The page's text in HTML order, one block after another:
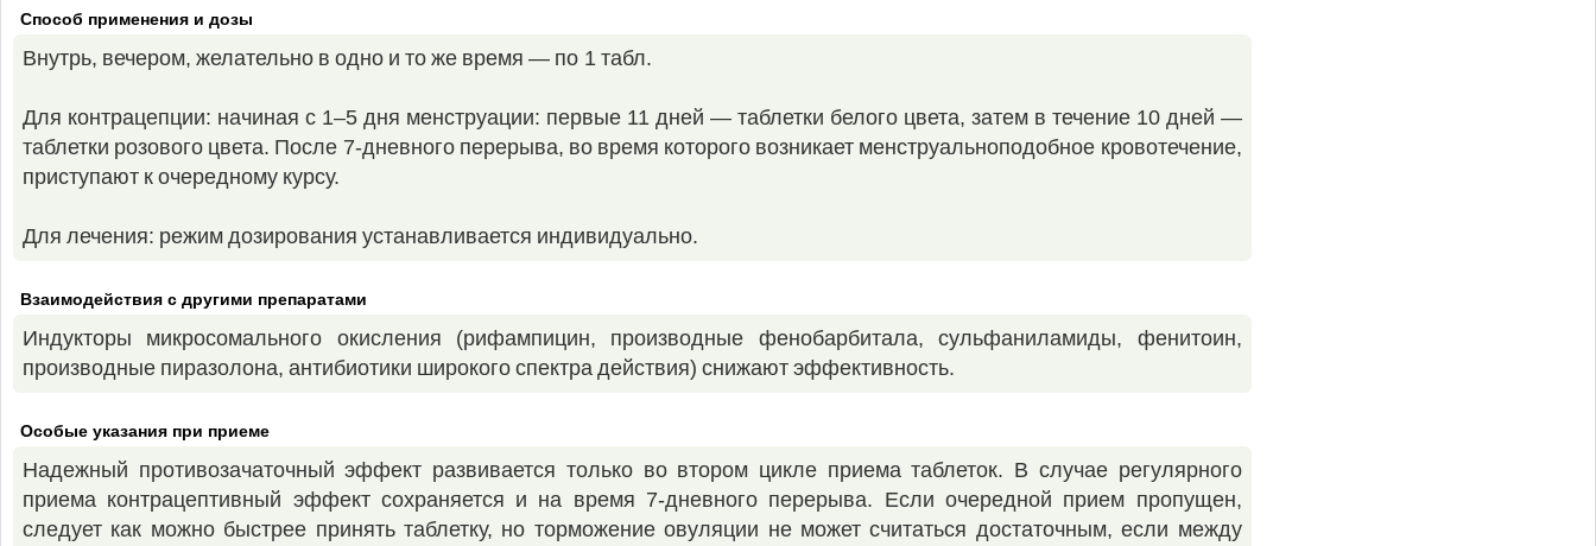
Способ применения и дозы
Внутрь, вечером, желательно в одно и то же время — по 1 табл.
Для контрацепции: начиная с 1–5 дня менструации: первые 11 дней — таблетки белого цвета, затем в течение 10 дней —
таблетки розового цвета. После 7-дневного перерыва, во время которого возникает менструальноподобное кровотечение,
приступают к очередному курсу.
Для лечения: режим дозирования устанавливается индивидуально.
Взаимодействия с другими препаратами
Индукторы микросомального окисления (рифампицин, производные фенобарбитала, сульфаниламиды, фенитоин,
производные пиразолона, антибиотики широкого спектра действия) снижают эффективность.
Особые указания при приеме
Надежный противозачаточный эффект развивается только во втором цикле приема таблеток. В случае регулярного
приема контрацептивный эффект сохраняется и на время 7-дневного перерыва. Если очередной прием пропущен,
следует как можно быстрее принять таблетку, но торможение овуляции не может считаться достаточным, если между